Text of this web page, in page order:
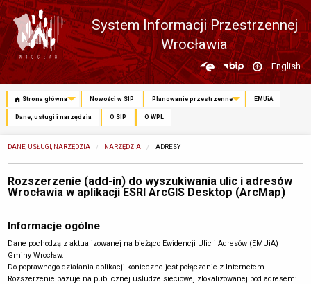
System Informacji Przestrzennej
Wrocławia
Zmień
język
English
Strona główna Nowości w SIP Planowanie przestrzenne EMUiA
Dane, usługi i narzędzia O SIP O WPL
DANE, USŁUGI, NARZĘDZIA NARZĘDZIA OBECNIE:
ADRESY
Rozszerzenie (add-in) do wyszukiwania ulic i adresów
Wrocławia w aplikacji ESRI ArcGIS Desktop (ArcMap)
Informacje ogólne
Dane pochodzą z aktualizowanej na bieżąco Ewidencji Ulic i Adresów (EMUiA)
Gminy Wrocław.
Do poprawnego działania aplikacji konieczne jest połączenie z Internetem.
Rozszerzenie bazuje na publicznej usłudze sieciowej zlokalizowanej pod adresem: